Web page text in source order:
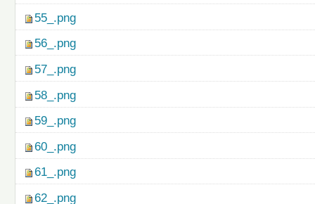
55_.png
56_.png
57_.png
58_.png
59_.png
60_.png
61_.png
62_.png